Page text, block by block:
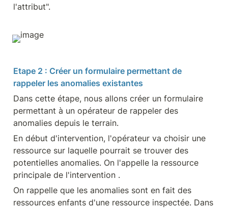
l'attribut".
Etape 2 : Créer un formulaire permettant de
rappeler les anomalies existantes
Dans cette étape, nous allons créer un formulaire
permettant à un opérateur de rappeler des
anomalies depuis le terrain.
En début d'intervention, l'opérateur va choisir une
ressource sur laquelle pourrait se trouver des
potentielles anomalies. On l'appelle la ressource
principale de l'intervention .
On rappelle que les anomalies sont en fait des
ressources enfants d'une ressource inspectée. Dans